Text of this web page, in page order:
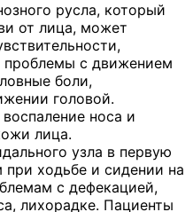
русла, который
от лица, может
проблемы с движением
боли,
головой.
носа и
лица.
узла в первую
при ходьбе и сидении на
с дефекацией,
лихорадке. Пациенты